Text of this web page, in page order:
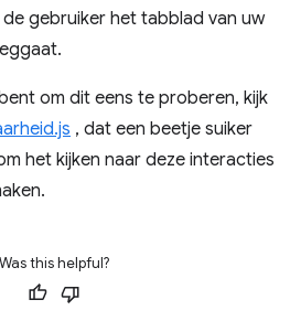
gebruiker het tabblad van uw
om dit eens te proberen, kijk
, dat een beetje suiker
het kijken naar deze interacties
Was this helpful?